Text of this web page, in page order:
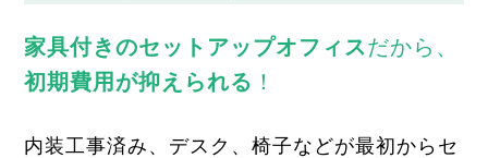
家具付きのセットアップオフィスだから、
初期費用が抑えられる ！
内装工事済み、デスク、椅子などが最初からセ